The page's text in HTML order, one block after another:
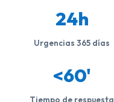
24h
Urgencias 365 días
<60'
Tiempo de respuesta